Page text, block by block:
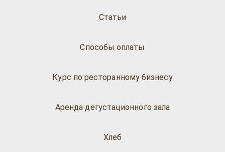
Статьи
Способы оплаты
Курс по ресторанному бизнесу
Аренда дегустационного зала
Хлеб